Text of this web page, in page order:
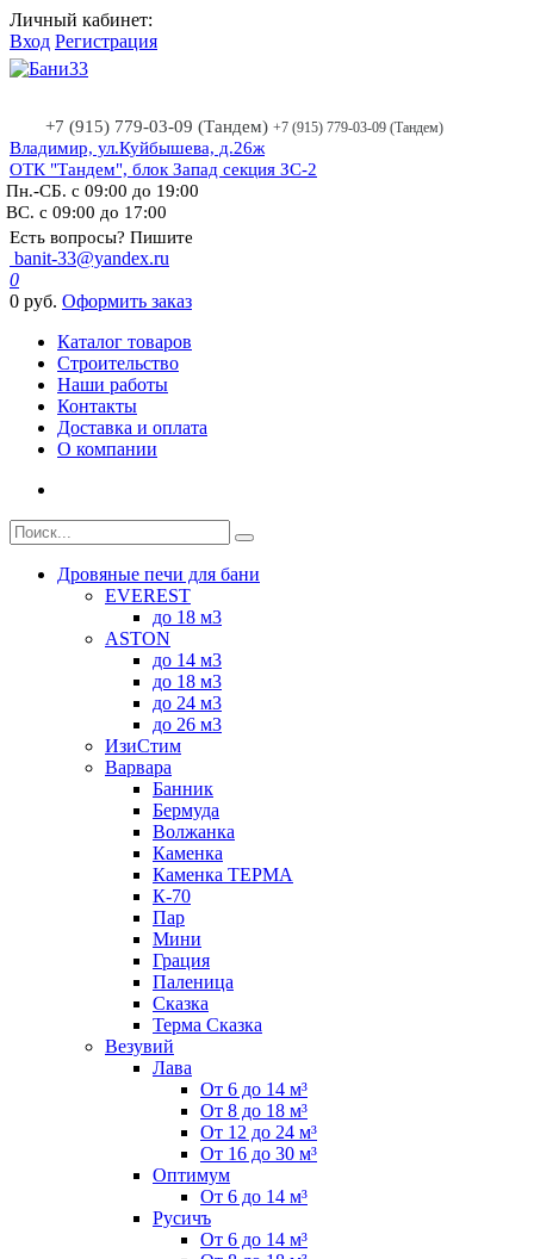
Личный кабинет:
Вход Регистрация
+7 (915) 779-03-09 (Тандем) +7 (915) 779-03-09 (Тандем)
Владимир, ул.Куйбышева, д.26ж
ОТК "Тандем", блок Запад секция ЗС-2
Пн.-СБ. с 09:00 до 19:00
ВС. с 09:00 до 17:00
Есть вопросы? Пишите
banit-33@yandex.ru
0
0 руб. Оформить заказ
Каталог товаров
Строительство
Наши работы
Контакты
Доставка и оплата
О компании
Дровяные печи для бани
EVEREST
до 18 м3
ASTON
до 14 м3
до 18 м3
до 24 м3
до 26 м3
ИзиСтим
Варвара
Банник
Бермуда
Волжанка
Каменка
Каменка ТЕРМА
К-70
Пар
Мини
Грация
Паленица
Сказка
Терма Сказка
Везувий
Лава
От 6 до 14 м³
От 8 до 18 м³
От 12 до 24 м³
От 16 до 30 м³
Оптимум
От 6 до 14 м³
Русичъ
От 6 до 14 м³